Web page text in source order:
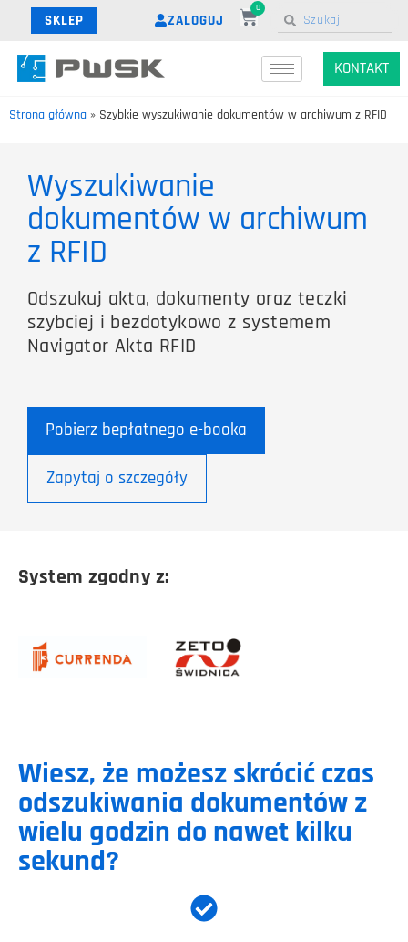
SKLEP ZALOGUJ
0
KONTAKT
Strona główna » Szybkie wyszukiwanie dokumentów w archiwum z RFID
Wyszukiwanie
dokumentów w archiwum
z RFID
Odszukuj akta, dokumenty oraz teczki
szybciej i bezdotykowo z systemem
Navigator Akta RFID
Pobierz bepłatnego e-booka
Zapytaj o szczegóły
System zgodny z:
Wiesz, że możesz skrócić czas
odszukiwania dokumentów z
wielu godzin do nawet kilku
sekund?